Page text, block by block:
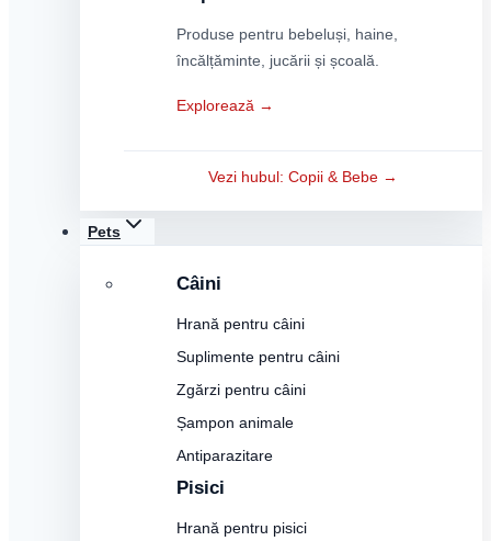
Produse pentru bebeluși, haine,
încălțăminte, jucării și școală.
Explorează →
Vezi hubul: Copii & Bebe →
Pets
Câini
Hrană pentru câini
Suplimente pentru câini
Zgărzi pentru câini
Șampon animale
Antiparazitare
Pisici
Hrană pentru pisici